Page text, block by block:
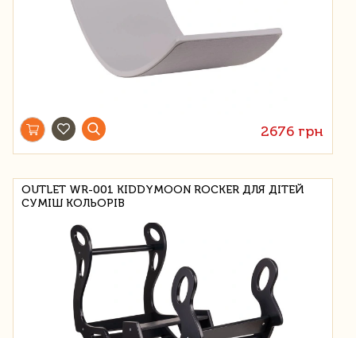
2676 грн
OUTLET WR-001 KIDDYMOON ROCKER ДЛЯ ДІТЕЙ
СУМІШ КОЛЬОРІВ